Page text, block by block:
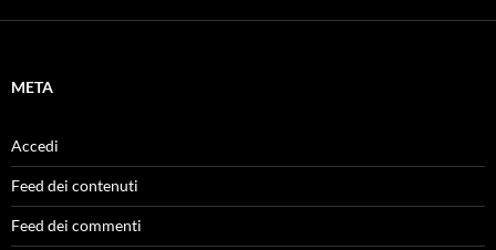
META
Accedi
Feed dei contenuti
Feed dei commenti